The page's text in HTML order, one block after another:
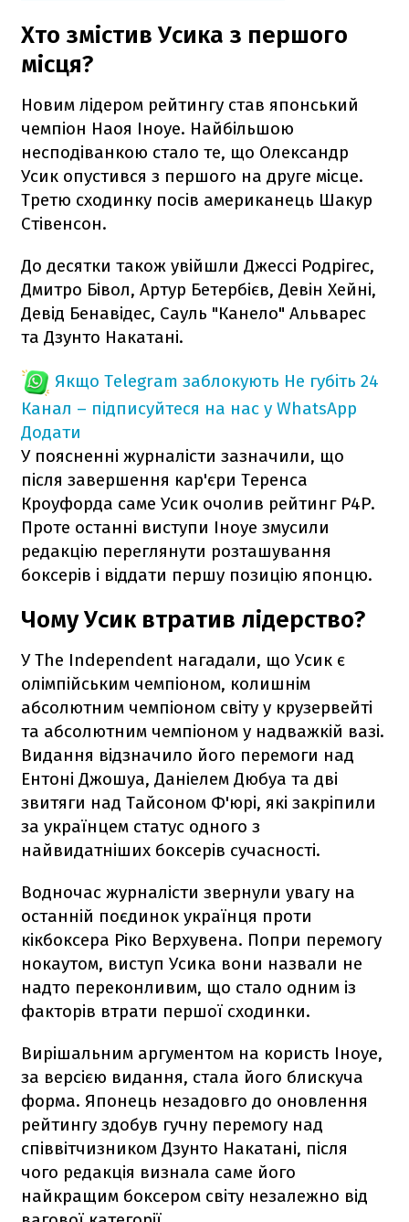
Хто змістив Усика з першого
місця?
Новим лідером рейтингу став японський
чемпіон Наоя Іноуе. Найбільшою
несподіванкою стало те, що Олександр
Усик опустився з першого на друге місце.
Третю сходинку посів американець Шакур
Стівенсон.
До десятки також увійшли Джессі Родрігес,
Дмитро Бівол, Артур Бетербієв, Девін Хейні,
Девід Бенавідес, Сауль "Канело" Альварес
та Дзунто Накатані.
Якщо Telegram заблокують Не губіть 24
Канал – підписуйтеся на нас у WhatsApp
Додати
У поясненні журналісти зазначили, що
після завершення кар'єри Теренса
Кроуфорда саме Усик очолив рейтинг P4P.
Проте останні виступи Іноуе змусили
редакцію переглянути розташування
боксерів і віддати першу позицію японцю.
Чому Усик втратив лідерство?
У The Independent нагадали, що Усик є
олімпійським чемпіоном, колишнім
абсолютним чемпіоном світу у крузервейті
та абсолютним чемпіоном у надважкій вазі.
Видання відзначило його перемоги над
Ентоні Джошуа, Даніелем Дюбуа та дві
звитяги над Тайсоном Ф'юрі, які закріпили
за українцем статус одного з
найвидатніших боксерів сучасності.
Водночас журналісти звернули увагу на
останній поєдинок українця проти
кікбоксера Ріко Верхувена. Попри перемогу
нокаутом, виступ Усика вони назвали не
надто переконливим, що стало одним із
факторів втрати першої сходинки.
Вирішальним аргументом на користь Іноуе,
за версією видання, стала його блискуча
форма. Японець незадовго до оновлення
рейтингу здобув гучну перемогу над
співвітчизником Дзунто Накатані, після
чого редакція визнала саме його
найкращим боксером світу незалежно від